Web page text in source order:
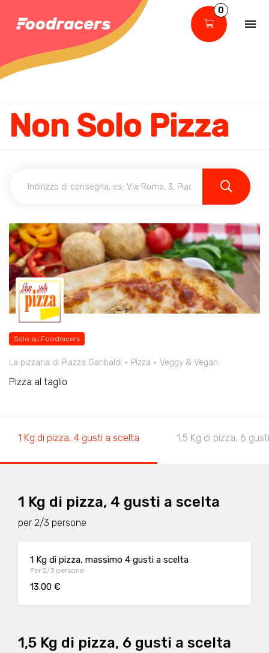
0
Non Solo Pizza
Solo su Foodracers
La pizzaria di Piazza Garibaldi Pizza Veggy & Vegan
Pizza al taglio
1 Kg di pizza, 4 gusti a scelta 1,5 Kg di pizza, 6
1 Kg di pizza, 4 gusti a scelta
per 2/3 persone
1 Kg di pizza, massimo 4 gusti a scelta
Per 2/3 persone
13.00 €
1,5 Kg di pizza, 6 gusti a scelta